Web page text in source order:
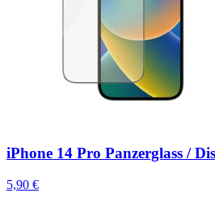
iPhone 14 Pro Panzerglass /
5,90 €